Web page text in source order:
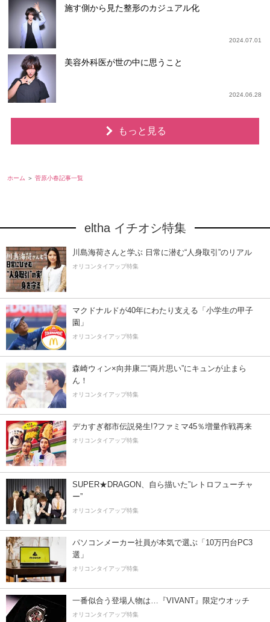
施す側から見た整形のカジュアル化
2024.07.01
美容外科医が世の中に思うこと
2024.06.28
もっと見る
ホーム 菅原小春記事一覧
eltha イチオシ特集
川島海荷さんと学ぶ 日常に潜む“人身取引”のリアル
オリコンタイアップ特集
マクドナルドが40年にわたり支える「小学生の甲子
園」
オリコンタイアップ特集
森崎ウィン×向井康二“両片思い”にキュンが止まら
ん！
オリコンタイアップ特集
デカすぎ都市伝説発生!?ファミマ45％増量作戦再来
オリコンタイアップ特集
SUPER★DRAGON、自ら描いた”レトロフューチャ
ー”
オリコンタイアップ特集
パソコンメーカー社員が本気で選ぶ「10万円台PC3
選」
オリコンタイアップ特集
一番似合う登場人物は…『VIVANT』限定ウオッチ
オリコンタイアップ特集